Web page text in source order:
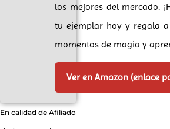
los mejores del mercado.
tu ejemplar hoy y regala
momentos de magia y
Ver en Amazon (enlace
En calidad de Afiliado